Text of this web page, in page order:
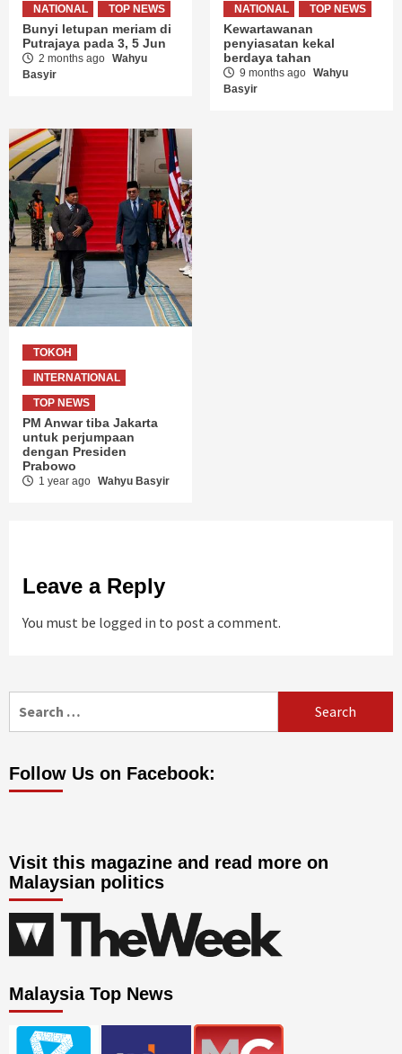
NATIONAL TOP NEWS
Bunyi letupan meriam di
Putrajaya pada 3, 5 Jun
2 months ago Wahyu
Basyir
NATIONAL TOP NEWS
Kewartawanan
penyiasatan kekal
berdaya tahan
9 months ago Wahyu
Basyir
TOKOH
INTERNATIONAL
TOP NEWS
PM Anwar tiba Jakarta
untuk perjumpaan
dengan Presiden
Prabowo
1 year ago Wahyu Basyir
Leave a Reply
You must be logged in to post a comment.
for:
Follow Us on Facebook:
Visit this magazine and read more on
Malaysian politics
Malaysia Top News